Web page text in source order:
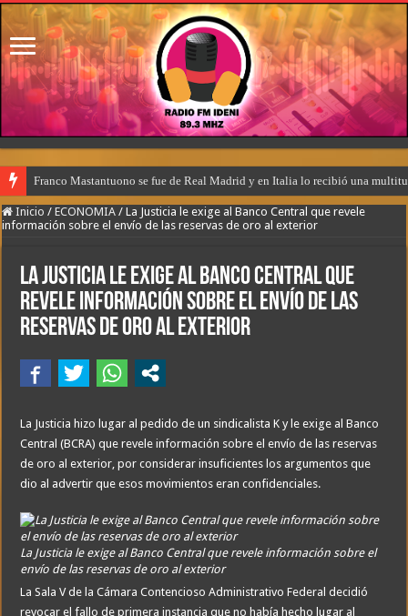
Franco Mastantuono se fue de Real Madrid y en Italia lo recibió una
Inicio / ECONOMIA / La Justicia le exige al Banco Central que revele
información sobre el envío de las reservas de oro al exterior
La Justicia le exige al Banco Central que
revele información sobre el envío de las
reservas de oro al exterior
La Justicia hizo lugar al pedido de un sindicalista K y le exige al Banco
Central (BCRA) que revele información sobre el envío de las reservas
de oro al exterior, por considerar insuficientes los argumentos que
dio al advertir que esos movimientos eran confidenciales.
La Justicia le exige al Banco Central que revele información sobre el
envío de las reservas de oro al exterior
La Sala V de la Cámara Contencioso Administrativo Federal decidió
revocar el fallo de primera instancia que no había hecho lugar al